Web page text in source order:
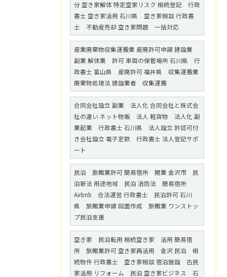
分 空き家解体 特定空家リスク 相続登記 行政
書士 空き家活用 石川県 空き家相談 行政書
士 不動産売却 空き家問題 一括対応
産業廃棄物収集運搬業 産廃許可申請 建設業
副業 解体業 許可 車両の保管場所 石川県 行
政書士 富山県 産廃許可 福井県 収集運搬業
廃棄物処理法 建設業者 収集運搬
合同会社設立 副業 法人化 合同会社と株式会
社の違い ネット物販 法人 軽貨物 法人化 副
業起業 行政書士 石川県 法人設立 許認可付
き会社設立 電子定款 行政書士 法人登記サポ
ート
民泊 旅館業許可 簡易宿所 開業 金沢市 民
泊新法 用途地域 民泊 消防法 簡易宿所
Airbnb 合法運営 行政書士 民泊許可 石川
県 旅館業申請 図面作成 旅館業 ワンストッ
プ民泊支援
空き家 民泊転用 相続空き家 活用 簡易宿
所 旅館業許可 空き家再活用 金沢 民泊 相
続物件 行政書士 空き家相談 宿泊施設 古民
家活用 リフォーム 民泊 空き家ビジネス 石